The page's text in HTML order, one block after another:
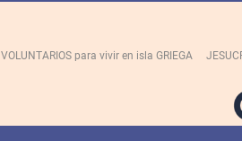
VOLUNTARIOS para vivir en isla GRIEGA